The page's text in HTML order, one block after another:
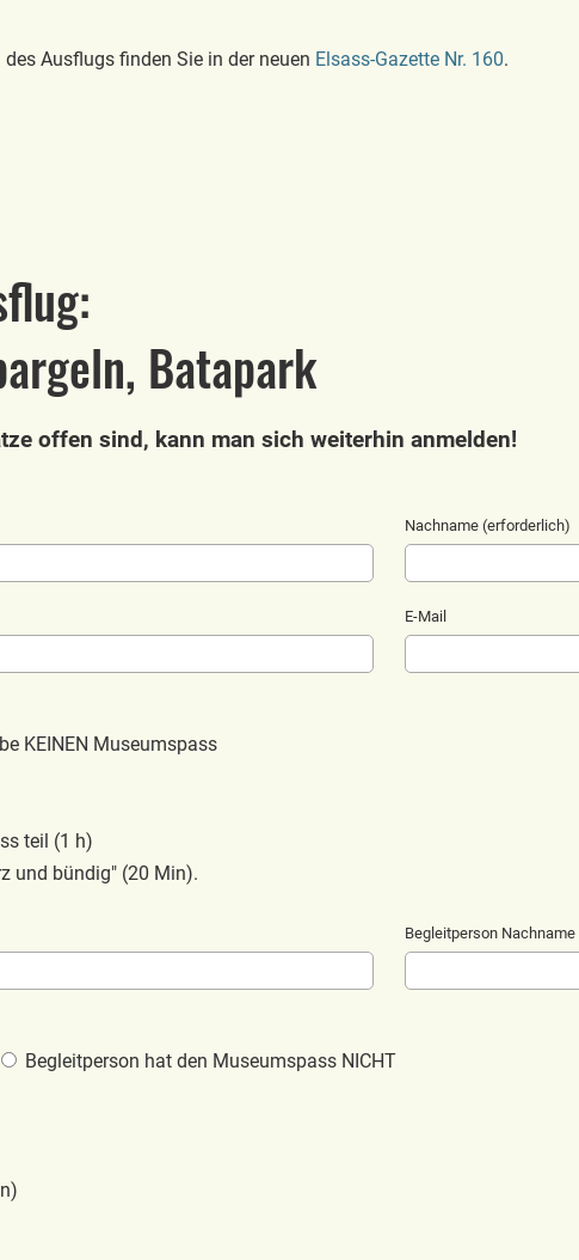
Ausflugs finden Sie in der neuen Elsass-Gazette Nr. 160.
Batapark
offen sind, kann man sich weiterhin anmelden!
Nachname (erforderlich)
E-Mail
KEINEN Museumspass
teil (1 h)
und bündig" (20 Min).
Begleitperson Nachname
Begleitperson hat den Museumspass NICHT